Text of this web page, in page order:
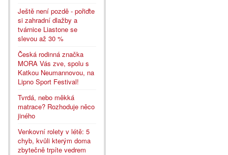
Ještě není pozdě - pořiďte
si zahradní dlažby a
tvárnice Liastone se
slevou až 30 %
Česká rodinná značka
MORA Vás zve, spolu s
Katkou Neumannovou, na
Lipno Sport Festival!
Tvrdá, nebo měkká
matrace? Rozhoduje něco
jiného
Venkovní rolety v létě: 5
chyb, kvůli kterým doma
zbytečně trpíte vedrem